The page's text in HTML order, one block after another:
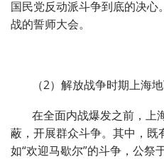
国民党反动派斗争到底的决
战的誓师大会。
（2）解放战争时期上海
在全面内战爆发之前，上
蔽，开展群众斗争。其中，既
如“欢迎马歇尔”的斗争，公祭